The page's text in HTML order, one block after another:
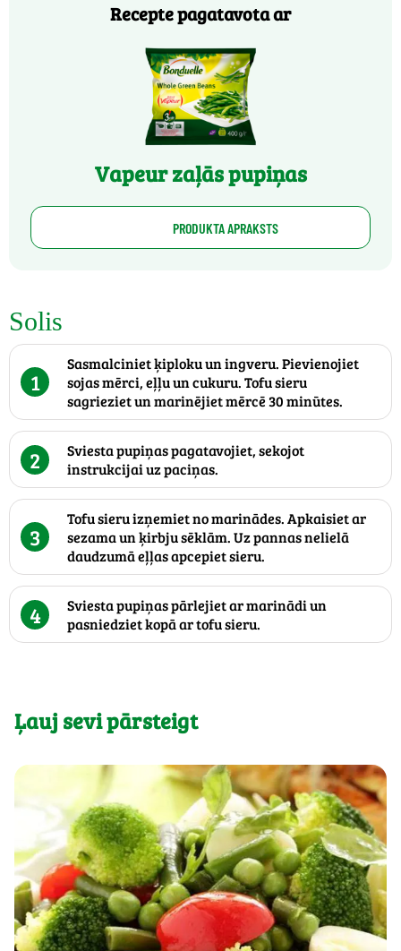
Recepte pagatavota ar
Vapeur zaļās pupiņas
PRODUKTA APRAKSTS
Solis
1
Sasmalciniet ķiploku un ingveru. Pievienojiet
sojas mērci, eļļu un cukuru. Tofu sieru
sagrieziet un marinējiet mērcē 30 minūtes.
2
Sviesta pupiņas pagatavojiet, sekojot
instrukcijai uz paciņas.
3
Tofu sieru izņemiet no marinādes. Apkaisiet ar
sezama un ķirbju sēklām. Uz pannas nelielā
daudzumā eļļas apcepiet sieru.
4
Sviesta pupiņas pārlejiet ar marinādi un
pasniedziet kopā ar tofu sieru.
Ļauj sevi pārsteigt